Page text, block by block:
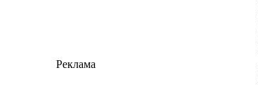
Реклама